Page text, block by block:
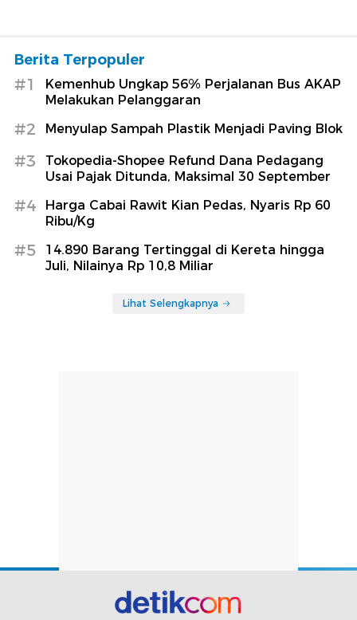
Berita Terpopuler
#1
Kemenhub Ungkap 56% Perjalanan Bus AKAP
Melakukan Pelanggaran
#2 Menyulap Sampah Plastik Menjadi Paving Blok
#3
Tokopedia-Shopee Refund Dana Pedagang
Usai Pajak Ditunda, Maksimal 30 September
#4
Harga Cabai Rawit Kian Pedas, Nyaris Rp 60
Ribu/Kg
#5
14.890 Barang Tertinggal di Kereta hingga
Juli, Nilainya Rp 10,8 Miliar
Lihat Selengkapnya